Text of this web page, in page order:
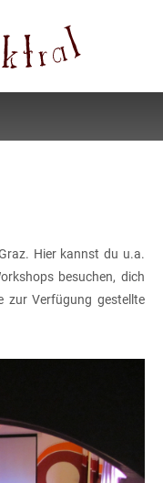
Hier kannst du u.a.
besuchen, dich
zur Verfügung gestellte